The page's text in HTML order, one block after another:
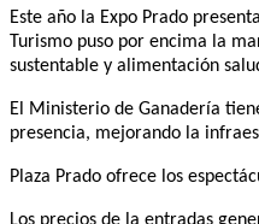
Este año la Expo Prado
Turismo puso por encima la
sustentable y alimentación
El Ministerio de Ganadería
presencia, mejorando la
Plaza Prado ofrece los